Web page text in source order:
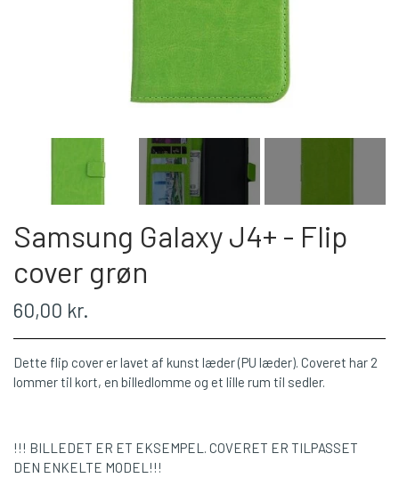
Samsung Galaxy J4+ - Flip
cover grøn
60,00 kr.
Dette flip cover er lavet af kunst læder (PU læder). Coveret har 2
lommer til kort, en billedlomme og et lille rum til sedler.
!!! BILLEDET ER ET EKSEMPEL. COVERET ER TILPASSET
DEN ENKELTE MODEL!!!